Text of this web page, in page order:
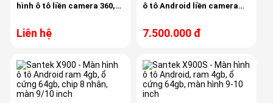
hình ô tô liền camera 360,
Liên hệ
ô tô Android liền camera
7.500.000 đ